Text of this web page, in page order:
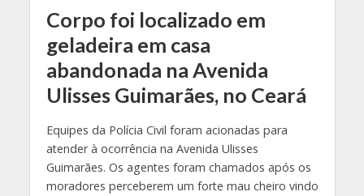
Corpo foi localizado em
geladeira em casa
abandonada na Avenida
Ulisses Guimarães, no Ceará
Equipes da Polícia Civil foram acionadas para
atender à ocorrência na Avenida Ulisses
Guimarães. Os agentes foram chamados após os
moradores perceberem um forte mau cheiro vindo